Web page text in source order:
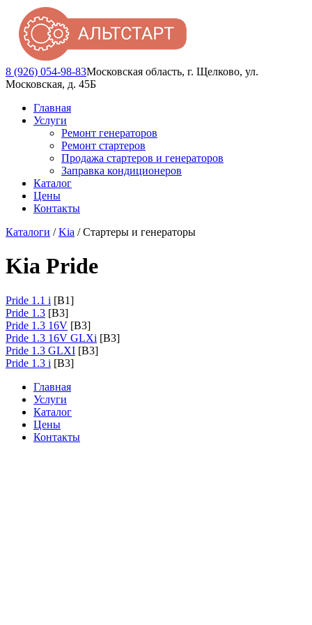
8 (926) 054-98-83Московская область, г. Щелково, ул.
Московская, д. 45Б
Главная
Услуги
Ремонт генераторов
Ремонт стартеров
Продажа стартеров и генераторов
Заправка кондиционеров
Каталог
Цены
Контакты
Каталоги /Kia / Стартеры и генераторы
Kia Pride
Pride 1.1 i [B1]
Pride 1.3 [B3]
Pride 1.3 16V [B3]
Pride 1.3 16V GLXi [B3]
Pride 1.3 GLXI [B3]
Pride 1.3 i [B3]
Главная
Услуги
Каталог
Цены
Контакты